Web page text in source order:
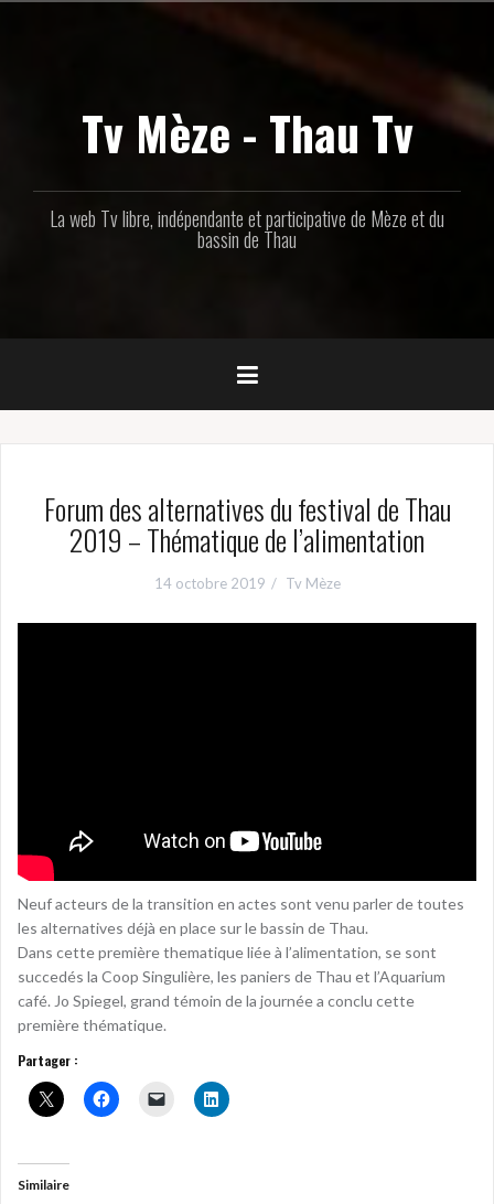
Tv Mèze - Thau Tv
La web Tv libre, indépendante et participative de Mèze et du
bassin de Thau
Forum des alternatives du festival de Thau
2019 – Thématique de l’alimentation
14 octobre 2019 Tv Mèze
Neuf acteurs de la transition en actes sont venu parler de toutes
les alternatives déjà en place sur le bassin de Thau.
Dans cette première thematique liée à l’alimentation, se sont
succedés la Coop Singulière, les paniers de Thau et l’Aquarium
café. Jo Spiegel, grand témoin de la journée a conclu cette
première thématique.
Partager :
Similaire